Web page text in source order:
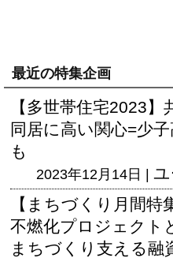
最近の特集企画
【多世帯住宅2023
同居に高い関心=少
も
2023年12月14日 |
【まちづくり月間特
不燃化プロジェクト
まちづくり支える融